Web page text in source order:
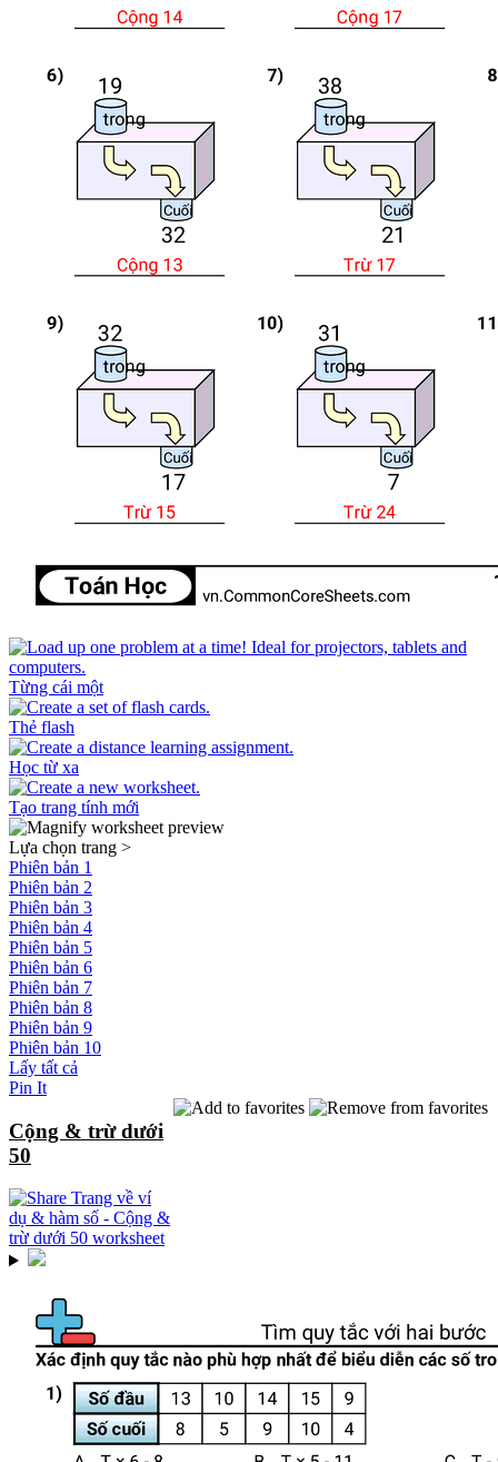
Từng cái một
Thẻ flash
Học từ xa
Tạo trang tính mới
Lựa chọn trang >
Phiên bản 1
Phiên bản 2
Phiên bản 3
Phiên bản 4
Phiên bản 5
Phiên bản 6
Phiên bản 7
Phiên bản 8
Phiên bản 9
Phiên bản 10
Lấy tất cả
Pin It
Cộng & trừ dưới
50